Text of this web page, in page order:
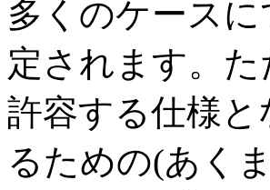
多くのケースに
定されます。
許容する仕様
るための(あく